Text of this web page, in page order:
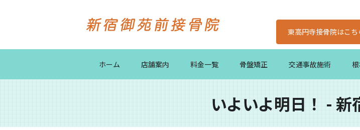
東高円寺接骨院はこち
ホーム 店舗案内 料金一覧 骨盤矯正 交通事故施術
いよいよ明日！ - 新